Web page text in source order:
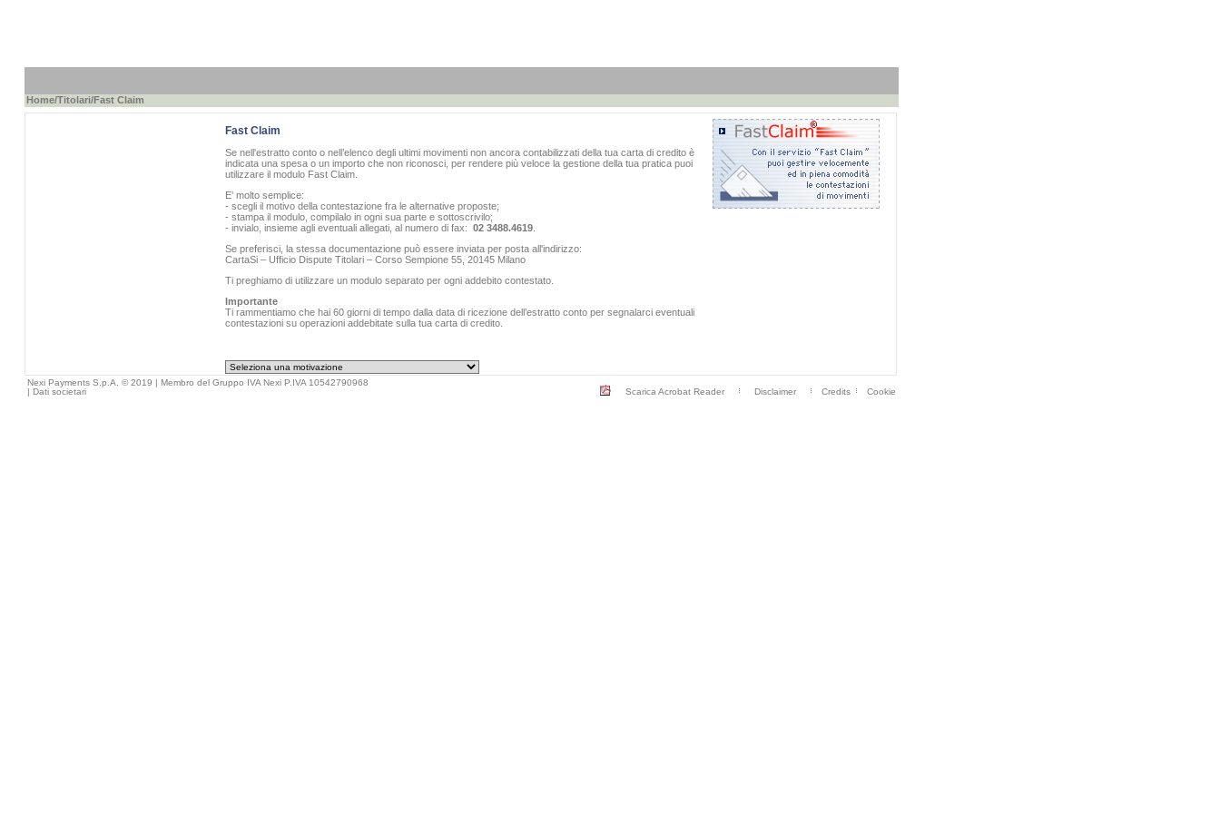
Home/Titolari/Fast Claim
Fast Claim
Se nell'estratto conto o nell’elenco degli ultimi movimenti non ancora contabilizzati della tua carta di credito è
indicata una spesa o un importo che non riconosci, per rendere più veloce la gestione della tua pratica puoi
utilizzare il modulo Fast Claim.
E’ molto semplice:
- scegli il motivo della contestazione fra le alternative proposte;
- stampa il modulo, compilalo in ogni sua parte e sottoscrivilo;
- invialo, insieme agli eventuali allegati, al numero di fax: 02 3488.4619.
Se preferisci, la stessa documentazione può essere inviata per posta all'indirizzo:
CartaSi – Ufficio Dispute Titolari – Corso Sempione 55, 20145 Milano
Ti preghiamo di utilizzare un modulo separato per ogni addebito contestato.
Importante
Ti rammentiamo che hai 60 giorni di tempo dalla data di ricezione dell’estratto conto per segnalarci eventuali
contestazioni su operazioni addebitate sulla tua carta di credito.
Nexi Payments S.p.A. © 2019 | Membro del Gruppo IVA Nexi P.IVA 10542790968
| Dati societari Scarica Acrobat Reader Disclaimer Credits Cookie